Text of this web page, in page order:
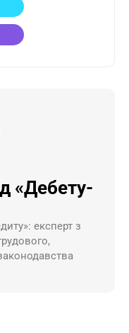
«Дебету-
експерт з